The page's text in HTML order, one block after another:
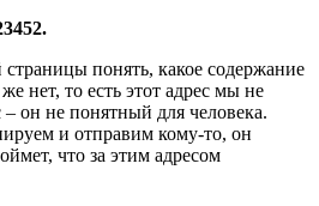
понять, какое содержание
нет, то есть этот адрес мы не
– он не понятный для человека.
и отправим кому-то, он
что за этим адресом